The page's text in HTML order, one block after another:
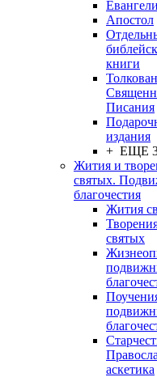
Апостол
книги
Писания
издания
+ ЕЩЕ
Жития и
святых.
благочестия
Жития
святых
аскетика